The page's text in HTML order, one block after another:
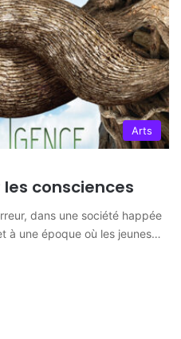
Arts
les consciences
dans une société happée
à une époque où les jeunes…